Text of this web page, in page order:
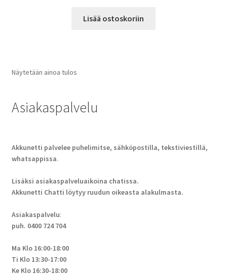
Lisää ostoskoriin
Näytetään ainoa tulos
Asiakaspalvelu
Akkunetti palvelee puhelimitse, sähköpostilla, tekstiviestillä,
whatsappissa.
Lisäksi asiakaspalveluaikoina chatissa.
Akkunetti Chatti löytyy ruudun oikeasta alakulmasta.
Asiakaspalvelu:
puh. 0400 724 704
Ma Klo 16:00-18:00
Ti Klo 13:30-17:00
Ke Klo 16:30-18:00